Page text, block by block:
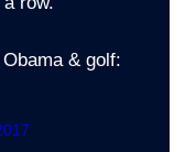
& golf: